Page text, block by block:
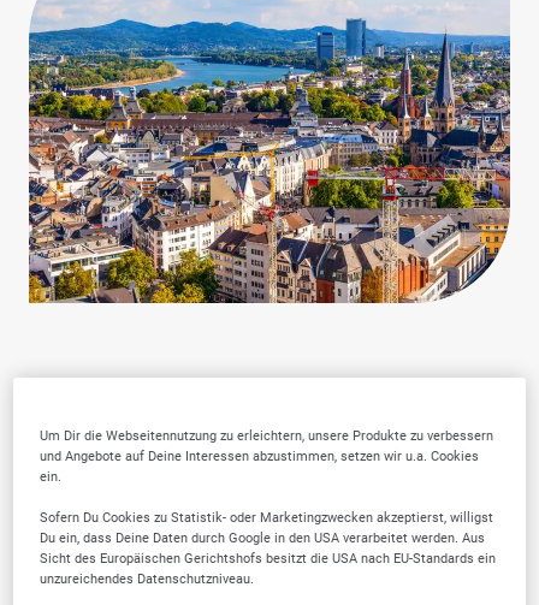
Warum SELLWERK
Trusted Firmen wählen?
Um Dir die Webseitennutzung zu erleichtern, unsere Produkte zu verbessern
und Angebote auf Deine Interessen abzustimmen, setzen wir u.a. Cookies
ein.
Sofern Du Cookies zu Statistik- oder Marketingzwecken akzeptierst, willigst
Du ein, dass Deine Daten durch Google in den USA verarbeitet werden. Aus
Sicht des Europäischen Gerichtshofs besitzt die USA nach EU-Standards ein
unzureichendes Datenschutzniveau.